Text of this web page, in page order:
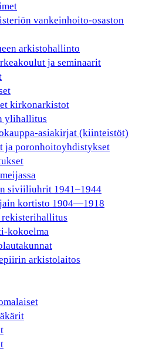
vankeinhoito-osaston
arkistohallinto
ja seminaarit
kirkonarkistot
ylihallitus
asiakirjat (kiinteistöt)
ja poronhoitoyhdistykset
siviiliuhrit 1941–1944
kortisto 1904—1918
rekisterihallitus
kokoelma
arkistolaitos